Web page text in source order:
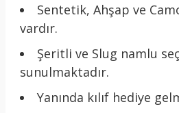
Sentetik, Ahşap ve
vardır.
Şeritli ve Slug namlu
sunulmaktadır.
Yanında kılıf hediye